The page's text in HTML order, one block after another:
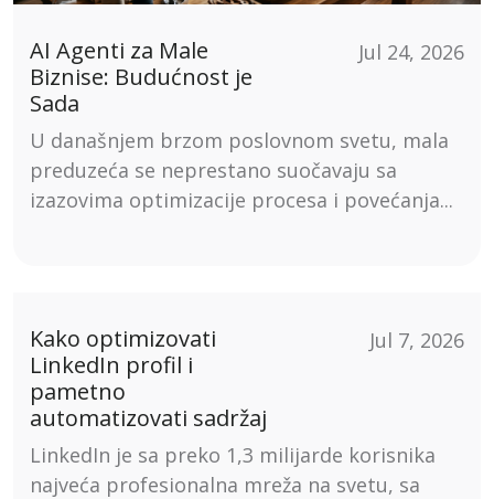
AI Agenti za Male
Biznise: Budućnost je
Sada
Jul 24, 2026
U današnjem brzom poslovnom svetu, mala
preduzeća se neprestano suočavaju sa
izazovima optimizacije procesa i povećanja...
Kako optimizovati
LinkedIn profil i
pametno
automatizovati sadržaj
Jul 7, 2026
LinkedIn je sa preko 1,3 milijarde korisnika
najveća profesionalna mreža na svetu, sa